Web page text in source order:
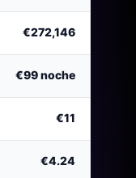
€272,146
€99noche
€11
€4.24